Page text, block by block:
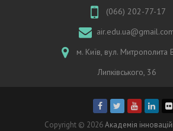
(066) 202-77-17
м. Київ, вул. Митрополита
Липківського, 36
Copyright © 2026Академія